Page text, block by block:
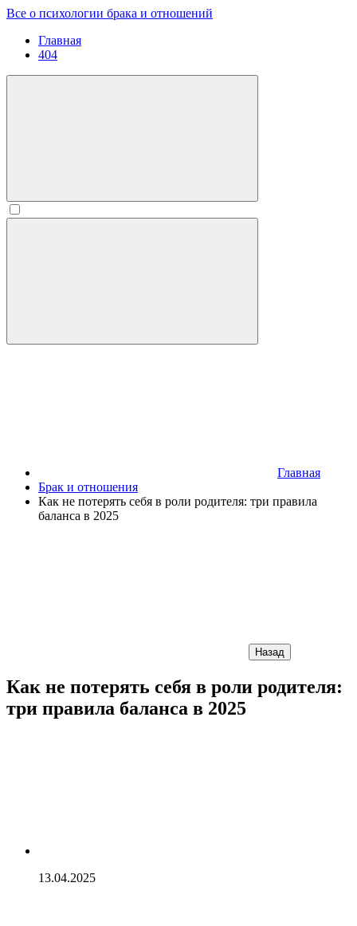
Все о психологии брака и отношений
Главная
404
Главная
Брак и отношения
Как не потерять себя в роли родителя: три правила
баланса в 2025
Назад
Как не потерять себя в роли родителя:
три правила баланса в 2025
13.04.2025